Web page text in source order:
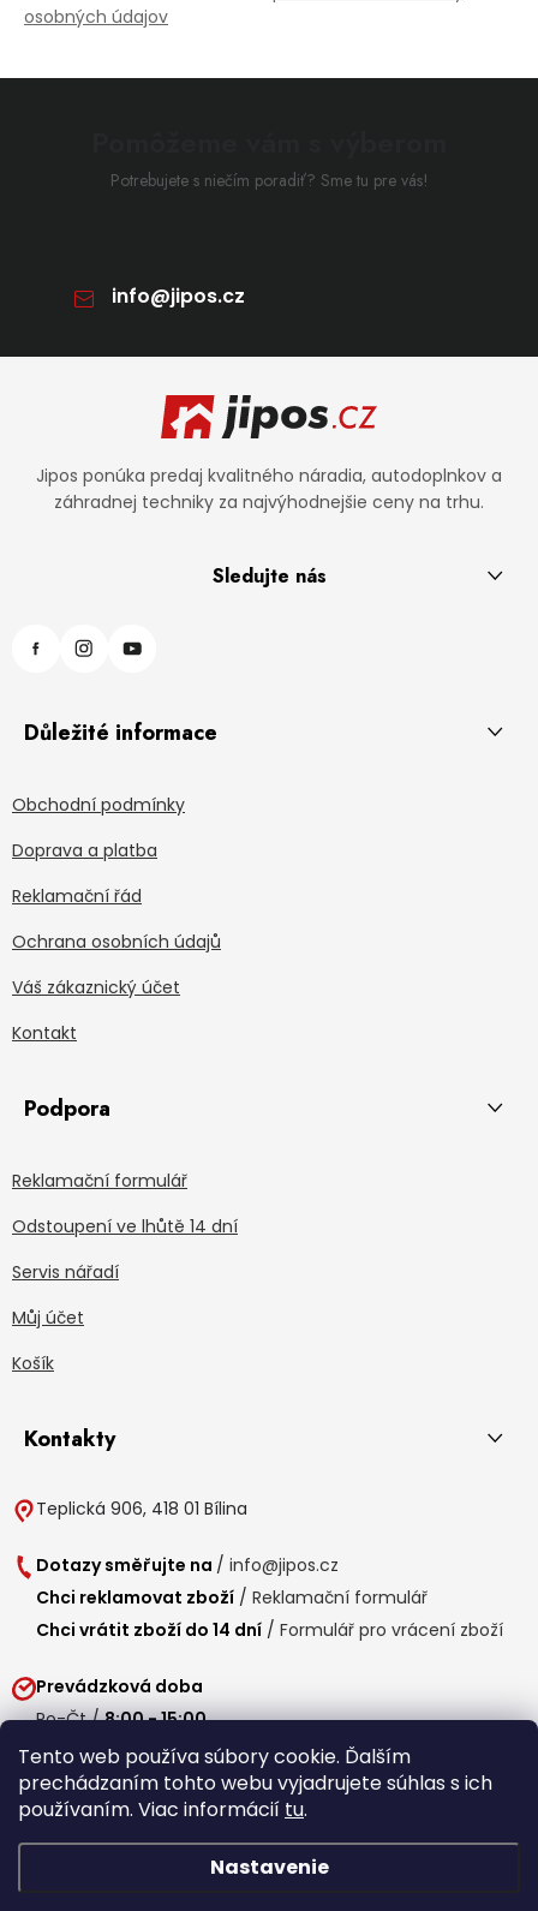
Tento web používa súbory cookie. Ďalším
prechádzaním tohto webu vyjadrujete súhlas s ich
používaním. Viac informácií tu.
Nastavenie
osobných údajov
Potrebujete s niečím poradiť? Sme tu pre vás!
info@jipos.cz
Zápätie
Jipos ponúka predaj kvalitného náradia, autodoplnkov a
záhradnej techniky za najvýhodnejšie ceny na trhu.
Sledujte nás
Důležité informace
Obchodní podmínky
Doprava a platba
Reklamační řád
Ochrana osobních údajů
Váš zákaznický účet
Kontakt
Podpora
Reklamační formulář
Odstoupení ve lhůtě 14 dní
Servis nářadí
Můj účet
Košík
Kontakty
Teplická 906, 418 01 Bílina
Dotazy směřujte na / info@jipos.cz
Chci reklamovat zboží / Reklamační formulář
Chci vrátit zboží do 14 dní / Formulář pro vrácení zboží
Prevádzková doba
Po-Čt /8:00 - 15:00
Pá / 7:30 - 14:30
Obedňajšia prestávka /11:00 - 11:30
Copyright 2026